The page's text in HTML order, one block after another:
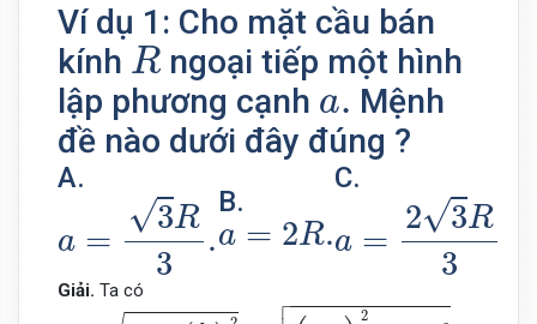
Ví dụ 1: Cho mặt cầu bán
kính R
R ngoại tiếp một hình
lập phương cạnh a.
a Mệnh
đề nào dưới đây đúng ?
A.
a =
√3R
3
.
a= 3. B.
a = 2R.
a= R.
C.
a =
2√3R
3
a= 3R 3.
Giải. Ta có
2
R=R d2 +(h 2)2=a32.